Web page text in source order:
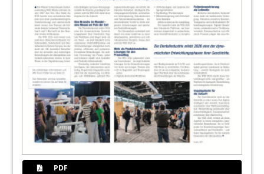
PDF